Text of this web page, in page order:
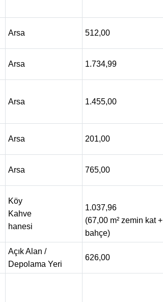
Arsa 512,00
Arsa 1.734,99
Arsa 1.455,00
Arsa 201,00
Arsa 765,00
Köy
Kahve
hanesi
1.037,96
(67,00 m² zemin kat +
bahçe)
Açık Alan /
Depolama Yeri
626,00